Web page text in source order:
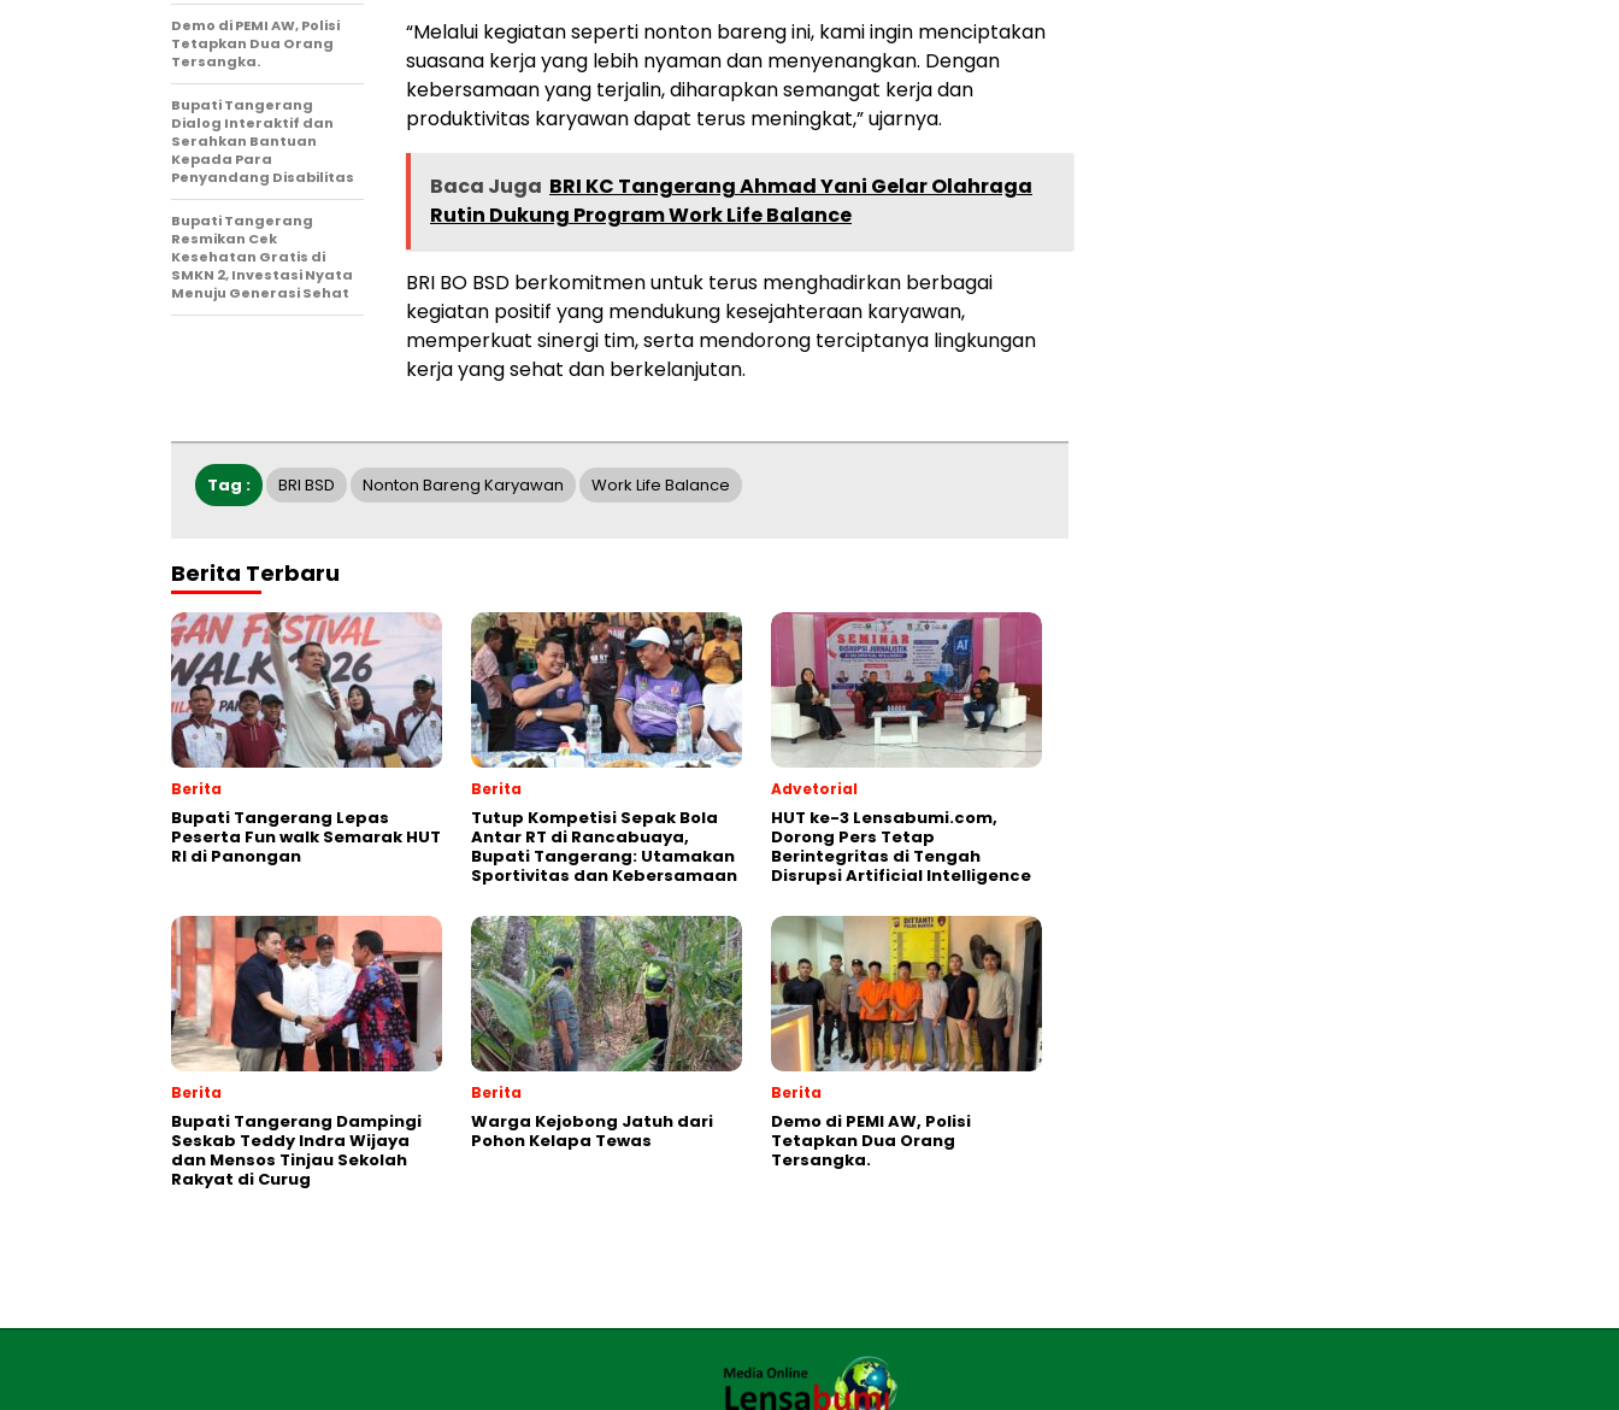
“Melalui kegiatan seperti nonton bareng ini, kami ingin menciptakan
suasana kerja yang lebih nyaman dan menyenangkan. Dengan
kebersamaan yang terjalin, diharapkan semangat kerja dan
produktivitas karyawan dapat terus meningkat,” ujarnya.
Baca Juga BRI KC Tangerang Ahmad Yani Gelar Olahraga
Rutin Dukung Program Work Life Balance
BRI BO BSD berkomitmen untuk terus menghadirkan berbagai
kegiatan positif yang mendukung kesejahteraan karyawan,
memperkuat sinergi tim, serta mendorong terciptanya lingkungan
kerja yang sehat dan berkelanjutan.
Demo di PEMI AW, Polisi
Tetapkan Dua Orang
Tersangka.
Bupati Tangerang
Dialog Interaktif dan
Serahkan Bantuan
Kepada Para
Penyandang Disabilitas
‎Bupati Tangerang
Resmikan Cek
Kesehatan Gratis di
SMKN 2, Investasi Nyata
Menuju Generasi Sehat
Tag : BRI BSD Nonton Bareng Karyawan Work Life Balance
Berita Terbaru
Berita
Bupati Tangerang Lepas
Peserta Fun walk Semarak HUT
RI di Panongan
Berita
Tutup Kompetisi Sepak Bola
Antar RT di Rancabuaya,
Bupati Tangerang: Utamakan
Sportivitas dan Kebersamaan
Advetorial
HUT ke-3 Lensabumi.com,
Dorong Pers Tetap
Berintegritas di Tengah
Disrupsi Artificial Intelligence
Berita
Bupati Tangerang Dampingi
Seskab Teddy Indra Wijaya
dan Mensos Tinjau Sekolah
Rakyat di Curug
Berita
Warga Kejobong Jatuh dari
Pohon Kelapa Tewas
Berita
Demo di PEMI AW, Polisi
Tetapkan Dua Orang
Tersangka.